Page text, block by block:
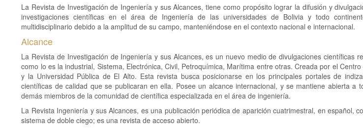
La Revista de Investigación de Ingeniería y sus Alcances, tiene como propósito lograr la difusión y
investigaciones científicas en el área de Ingeniería de las universidades de Bolivia y todo
multidisciplinario debido a la amplitud de su campo, manteniéndose en el contexto nacional e internacional.
Alcance
La Revista de Investigación de Ingeniería y sus Alcances, es un nuevo medio de divulgaciones científicas
como lo es la industrial, Sistema, Electrónica, Civil, Petroquímica, Marítima entre otras. Creada por el
y la Universidad Pública de El Alto. Esta revista busca posicionarse en los principales portales de
científicas de calidad que se publicaran en ella. Posee un alcance internacional, y se mantiene abierta a
demás miembros de la comunidad de científica especializada en el área de ingeniería.
La Revista Ingeniería y sus Alcances, es una publicación periódica de aparición cuatrimestral, en español,
sistema de doble ciego; es una revista de acceso abierto.